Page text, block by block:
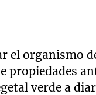
el organismo
propiedades
verde a